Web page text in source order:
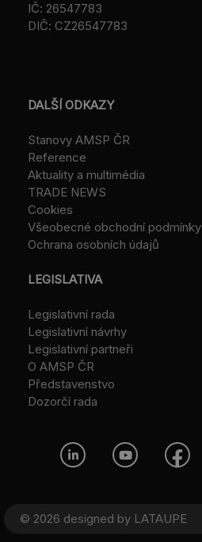
IČ: 26547783
DIČ: CZ26547783
DALŠÍ ODKAZY
Stanovy AMSP ČR
Reference
Aktuality a multimédia
TRADE NEWS
Cookies
Všeobecné obchodní podmínky
Ochrana osobních údajů
LEGISLATIVA
Legislativní rada
Legislativní návrhy
Legislativní partneři
O AMSP ČR
Představenstvo
Dozorčí rada
© 2026 designed by LATAUPE